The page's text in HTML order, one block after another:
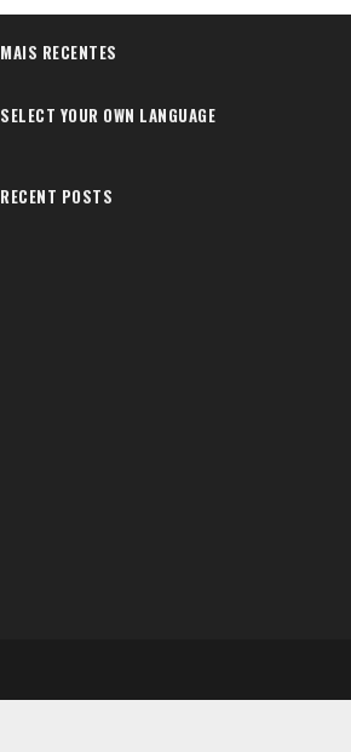
MAIS RECENTES
SELECT YOUR OWN LANGUAGE
RECENT POSTS